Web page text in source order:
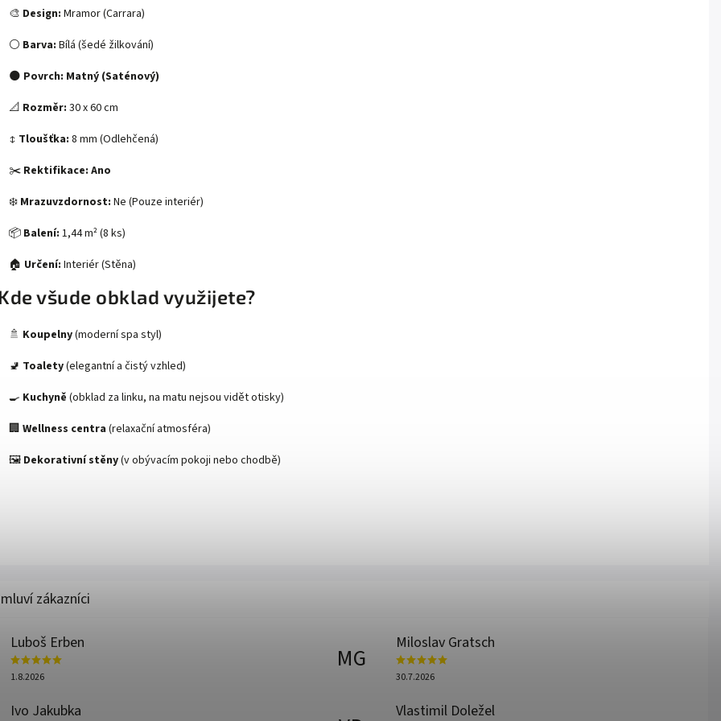
🎨 Design: Mramor (Carrara)
⚪ Barva: Bílá (šedé žilkování)
🌑 Povrch: Matný (Saténový)
📐 Rozměr: 30 x 60 cm
↕️ Tloušťka: 8 mm (Odlehčená)
✂️ Rektifikace: Ano
❄️ Mrazuvzdornost: Ne (Pouze interiér)
📦 Balení: 1,44 m² (8 ks)
🏠 Určení: Interiér (Stěna)
všude obklad využijete?
🚿 Koupelny(moderní spa styl)
🚽 Toalety(elegantní a čistý vzhled)
🍳 Kuchyně (obklad za linku, na matu nejsou vidět otisky)
🏢 Wellness centra (relaxační atmosféra)
🖼️ Dekorativní stěny(v obývacím pokoji nebo chodbě)
Luboš Erben
1.8.2026
MG
Miloslav Gratsch
30.7.2026
Ivo Jakubka Vlastimil Doležel